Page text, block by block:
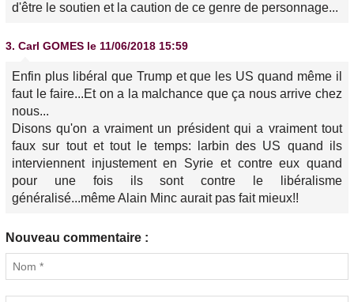
d'être le soutien et la caution de ce genre de personnage...
3. Carl GOMES le 11/06/2018 15:59
Enfin plus libéral que Trump et que les US quand même il
faut le faire...Et on a la malchance que ça nous arrive chez
nous...
Disons qu'on a vraiment un président qui a vraiment tout
faux sur tout et tout le temps: larbin des US quand ils
interviennent injustement en Syrie et contre eux quand
pour une fois ils sont contre le libéralisme
généralisé...même Alain Minc aurait pas fait mieux!!
Nouveau commentaire :